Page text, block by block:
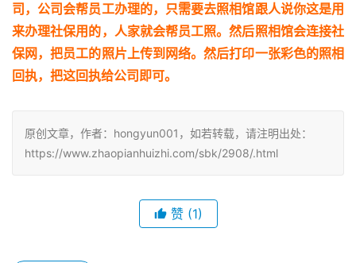
司，公司会帮员工办理的，只需要去照相馆跟人说你这是用
来办理社保用的，人家就会帮员工照。然后照相馆会连接社
保网，把员工的照片上传到网络。然后打印一张彩色的照相
回执，把这回执给公司即可。
原创文章，作者：hongyun001，如若转载，请注明出处：
https://www.zhaopianhuizhi.com/sbk/2908/.html
赞 (1)